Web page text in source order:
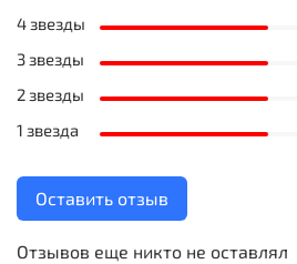
Отзывов еще никто не оставлял
4 звезды
3 звезды
2 звезды
1 звезда
Оставить отзыв